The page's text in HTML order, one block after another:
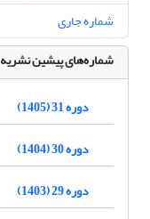
شماره جاری
شماره‌های پیشین نشریه
دوره 31 (1405)
دوره 30 (1404)
دوره 29 (1403)